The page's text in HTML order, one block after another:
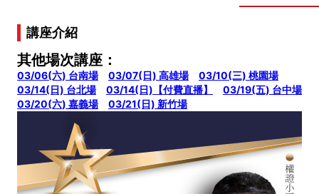
講座介紹
其他場次講座：
03/06(六) 台南場 03/07(日) 高雄場
03/10(三) 桃園場
03/14(日) 台北場
03/14(日)【付費直播】
03/19(五) 台中場
03/20(六) 嘉義場
03/21(日) 新竹場